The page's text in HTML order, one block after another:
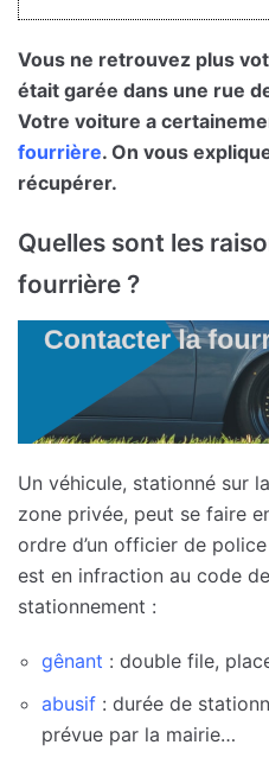
Vous ne retrouvez plus
était garée dans une rue
Votre voiture a
fourrière. On vous
récupérer.
Quelles sont les
fourrière ?
Un véhicule, stationné sur
zone privée, peut se faire
ordre d’un officier de
est en infraction au code
stationnement :
gênant : double file,
abusif : durée de
prévue par la mairie…